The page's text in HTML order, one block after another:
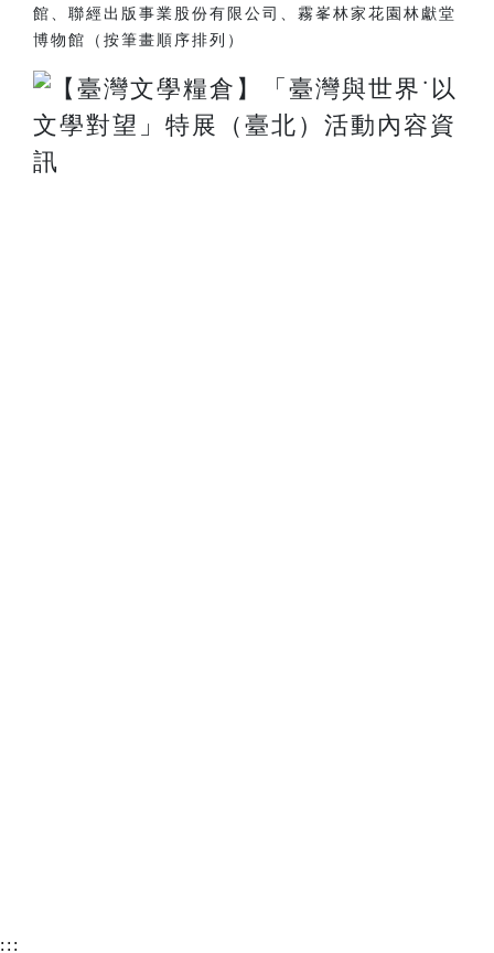
館、聯經出版事業股份有限公司、霧峯林家花園林獻堂
博物館（按筆畫順序排列）
:::